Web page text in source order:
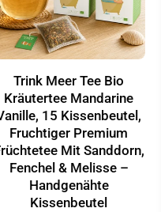
Trink Meer Tee Bio
Kräutertee Mandarine
15 Kissenbeutel,
Fruchtiger Premium
Mit Sanddorn,
Fenchel & Melisse –
Handgenähte
Kissenbeutel